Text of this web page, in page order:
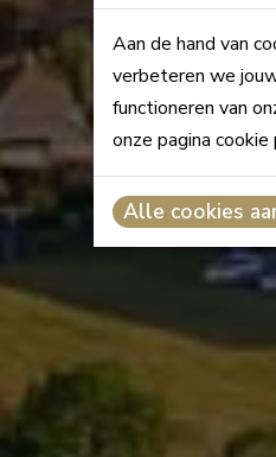
Aan de hand van
verbeteren we
functioneren van
onze pagina
Alle cookies